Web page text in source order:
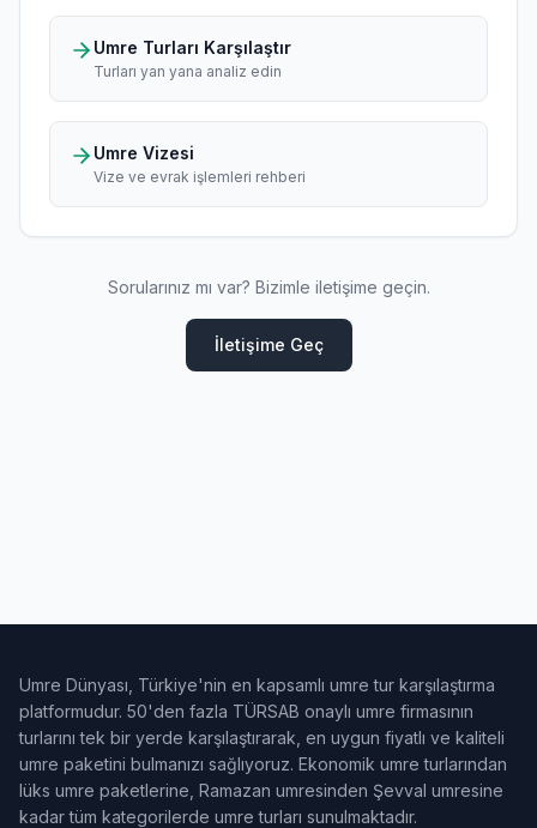
Umre Turları Karşılaştır
Turları yan yana analiz edin
Umre Vizesi
Vize ve evrak işlemleri rehberi
Sorularınız mı var? Bizimle iletişime geçin.
İletişime Geç
Umre Dünyası, Türkiye'nin en kapsamlı umre tur karşılaştırma
platformudur. 50'den fazla TÜRSAB onaylı umre firmasının
turlarını tek bir yerde karşılaştırarak, en uygun fiyatlı ve kaliteli
umre paketini bulmanızı sağlıyoruz. Ekonomik umre turlarından
lüks umre paketlerine, Ramazan umresinden Şevval umresine
kadar tüm kategorilerde umre turları sunulmaktadır.